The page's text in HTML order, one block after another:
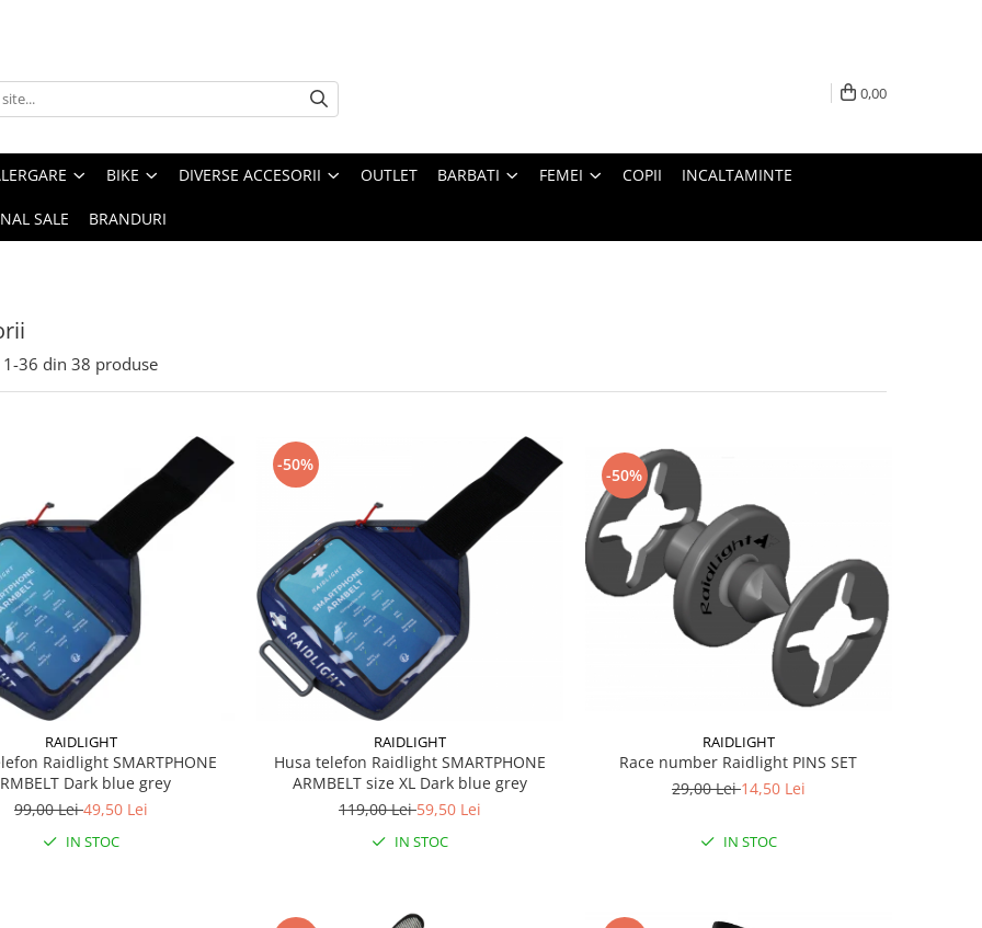
0,00
BIKE DIVERSE ACCESORII OUTLET BARBATI FEMEI COPII INCALTAMINTE
SALE BRANDURI
1-36 din 38 produse
RAIDLIGHT
Raidlight SMARTPHONE
Dark blue grey
99,00 Lei49,50 Lei
IN STOC
-50%
RAIDLIGHT
Husa telefon Raidlight SMARTPHONE
ARMBELT size XL Dark blue grey
119,00 Lei59,50 Lei
IN STOC
-50%
RAIDLIGHT
Race number Raidlight PINS SET
29,00 Lei14,50 Lei
IN STOC